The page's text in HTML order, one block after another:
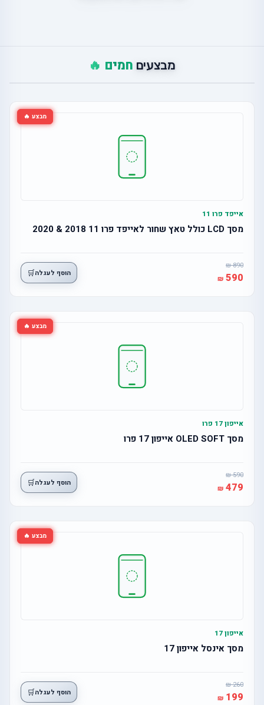
מבצעים חמים 🔥
מבצע 🔥
אייפד פרו 11
מסך LCD כולל טאץ שחור לאייפד פרו 11 2018 & 2020
890
590 הוסף לעגלה🛒
מבצע 🔥
אייפון 17 פרו
מסך OLED SOFT אייפון 17 פרו
590
479 הוסף לעגלה🛒
מבצע 🔥
אייפון 17
מסך אינסל אייפון 17
260
199 הוסף לעגלה🛒